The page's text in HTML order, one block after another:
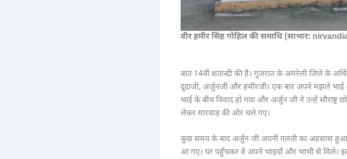
वीर हमीर सिंह गोहिल की समाधि (साभार:
बात 14वीं शताब्दी की है। गुजरात के अमरेली जिले के
दुदाजी, अर्जुनजी और हमीरजी। एक बार अपने मझले भाई
भाई के बीच विवाद हो गया और अर्जुन जी ने उन्हें सौराष्ट्र
लेकर मारवाड़ की ओर चले गए।
कुछ समय के बाद अर्जुन जी अपनी गलती का अहसास
आ गए। घर पहुँचकर वे अपने भाइयों और भाभी से मिले।